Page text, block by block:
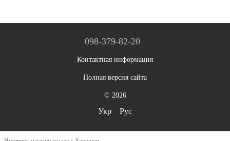
098-379-82-20
Контактная информация
Полная версия сайта
© 2026
Укр Рус